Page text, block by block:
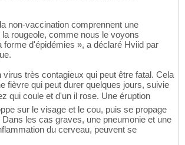
non-vaccination comprennent une
rougeole, comme nous le voyons
forme d'épidémies », a déclaré Hviid par
virus très contagieux qui peut être fatal. Cela
fièvre qui peut durer quelques jours, suivie
qui coule et d'un il rose. Une éruption
sur le visage et le cou, puis se propage
les cas graves, une pneumonie et une
du cerveau, peuvent se